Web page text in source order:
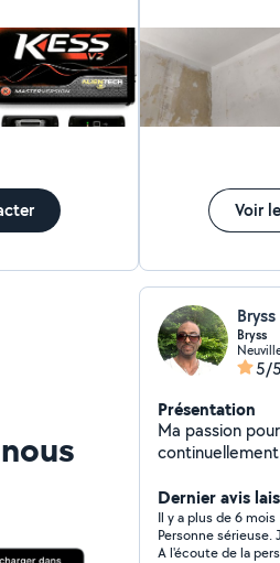
pour
Sérieux,
Voir
Bryss
5/5
Présentation
Ma passion
Les amis et la
conseils et de
sur mon
Dernier avis
Il y a plus de 6 mois
Personne
A l'écoute de la